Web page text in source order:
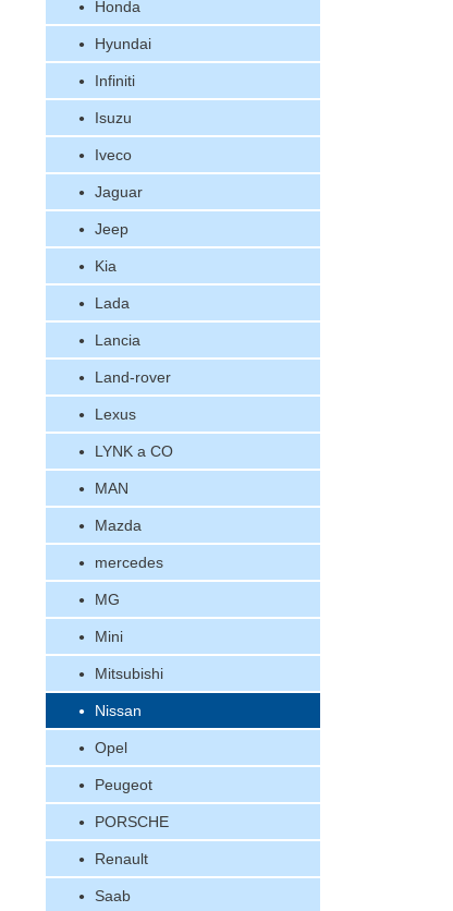
Honda
Hyundai
Infiniti
Isuzu
Iveco
Jaguar
Jeep
Kia
Lada
Lancia
Land-rover
Lexus
LYNK a CO
MAN
Mazda
mercedes
MG
Mini
Mitsubishi
Nissan
Opel
Peugeot
PORSCHE
Renault
Saab